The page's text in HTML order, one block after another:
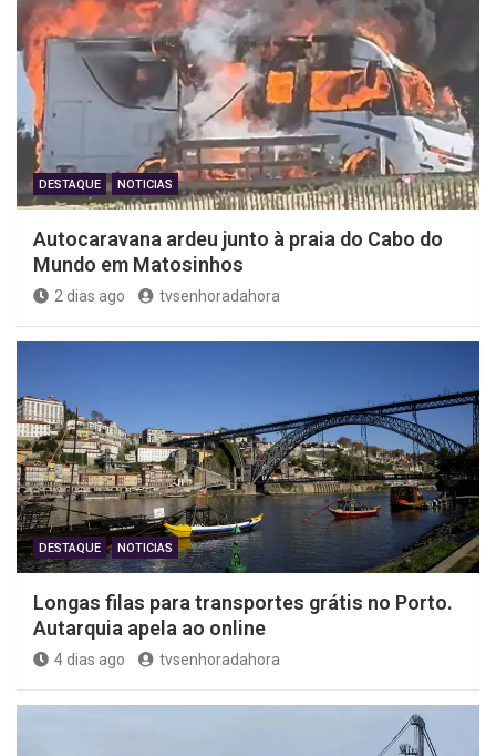
DESTAQUE NOTICIAS
Autocaravana ardeu junto à praia do Cabo do
Mundo em Matosinhos
2 dias ago tvsenhoradahora
DESTAQUE NOTICIAS
Longas filas para transportes grátis no Porto.
Autarquia apela ao online
4 dias ago tvsenhoradahora